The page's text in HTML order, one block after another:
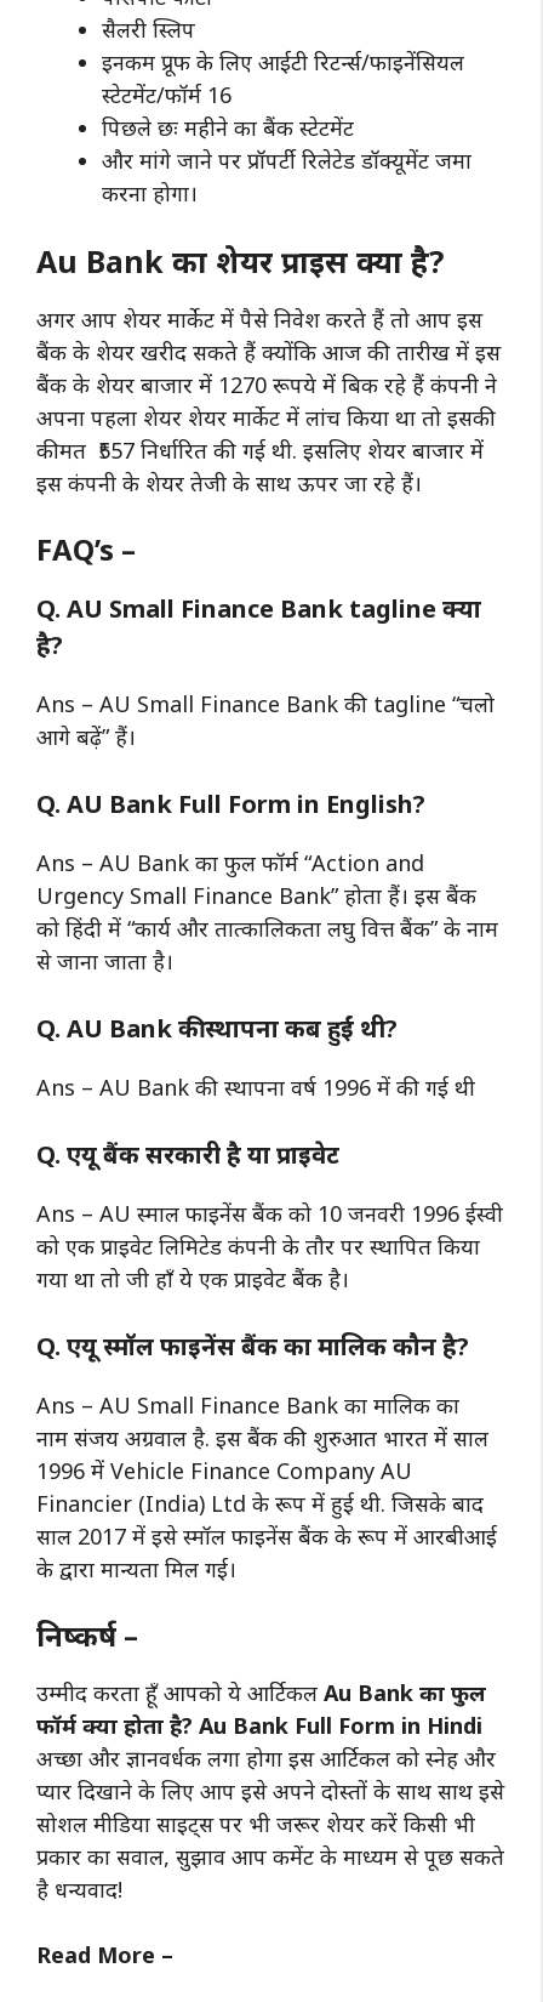
सैलरी स्लिप
इनकम प्रूफ के लिए आईटी रिटर्न्स/फाइनेंसियल
स्टेटमेंट/फॉर्म 16
पिछले छः महीने का बैंक स्टेटमेंट
और मांगे जाने पर प्रॉपर्टी रिलेटेड डॉक्यूमेंट जमा
करना होगा।
Au Bank का शेयर प्राइस क्या है?
अगर आप शेयर मार्केट में पैसे निवेश करते हैं तो आप इस
बैंक के शेयर खरीद सकते हैं क्योंकि आज की तारीख में इस
बैंक के शेयर बाजार में 1270 रूपये में बिक रहे हैं कंपनी ने
अपना पहला शेयर शेयर मार्केट में लांच किया था तो इसकी
कीमत ₹557 निर्धारित की गई थी. इसलिए शेयर बाजार में
इस कंपनी के शेयर तेजी के साथ ऊपर जा रहे हैं।
FAQ’s –
Q. AU Small Finance Bank tagline क्या
है?
Ans – AU Small Finance Bank की tagline “चलो
आगे बढ़ें” हैं।
Q. AU Bank Full Form in English?
Ans – AU Bank का फुल फॉर्म “Action and
Urgency Small Finance Bank” होता हैं। इस बैंक
को हिंदी में “कार्य और तात्कालिकता लघु वित्त बैंक” के नाम
से जाना जाता है।
Q. AU Bank की स्थापना कब हुईं थी?
Ans – AU Bank की स्थापना वर्ष 1996 में की गई थी
Q. एयू बैंक सरकारी है या प्राइवेट
Ans – AU स्माल फाइनेंस बैंक को 10 जनवरी 1996 ईस्वी
को एक प्राइवेट लिमिटेड कंपनी के तौर पर स्थापित किया
गया था तो जी हाँ ये एक प्राइवेट बैंक है।
Q. एयू स्मॉल फाइनेंस बैंक का मालिक कौन है?
Ans – AU Small Finance Bank का मालिक का
नाम संजय अग्रवाल है. इस बैंक की शुरुआत भारत में साल
1996 में Vehicle Finance Company AU
Financier (India) Ltd के रूप में हुई थी. जिसके बाद
साल 2017 में इसे स्मॉल फाइनेंस बैंक के रूप में आरबीआई
के द्वारा मान्यता मिल गई।
निष्कर्ष –
उम्मीद करता हूँ आपको ये आर्टिकल Au Bank का फुल
फॉर्म क्या होता है? Au Bank Full Form in Hindi
अच्छा और ज्ञानवर्धक लगा होगा इस आर्टिकल को स्नेह और
प्यार दिखाने के लिए आप इसे अपने दोस्तों के साथ साथ इसे
सोशल मीडिया साइट्स पर भी जरूर शेयर करें किसी भी
प्रकार का सवाल, सुझाव आप कमेंट के माध्यम से पूछ सकते
है धन्यवाद!
Read More –